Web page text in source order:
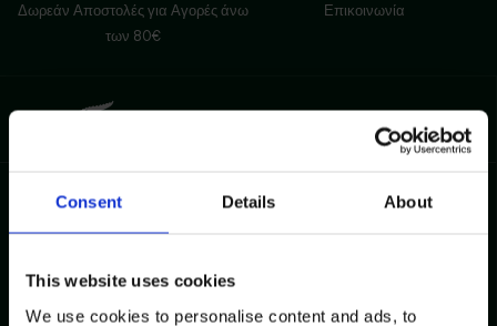
Consent Details About
This website uses cookies
We use cookies to personalise content and ads, to
Δωρεάν Αποστολές για Αγορές άνω
των 80€
Επικοινωνία
Παρακαλώ εισάγετε τη διεύθυνση email
Email*